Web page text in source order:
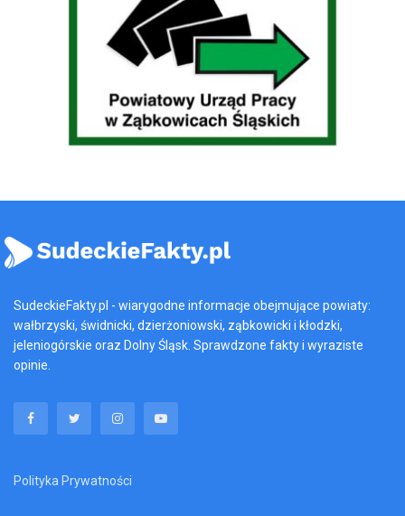
SudeckieFakty.pl - wiarygodne informacje obejmujące powiaty:
wałbrzyski, świdnicki, dzierżoniowski, ząbkowicki i kłodzki,
jeleniogórskie oraz Dolny Śląsk. Sprawdzone fakty i wyraziste
opinie.
Polityka Prywatności